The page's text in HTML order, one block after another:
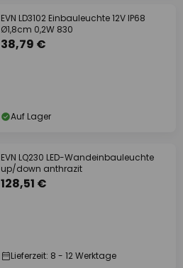
EVN LD3102 Einbauleuchte 12V IP68
Ø1,8cm 0,2W 830
38,79 €
Auf Lager
EVN LQ230 LED-Wandeinbauleuchte
up/down anthrazit
128,51 €
Lieferzeit: 8 - 12 Werktage